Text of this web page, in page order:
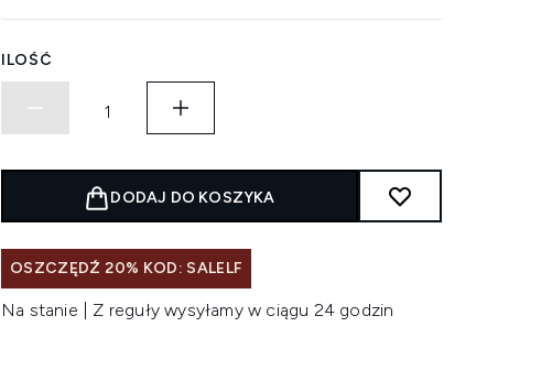
ILOŚĆ
DODAJ DO KOSZYKA
OSZCZĘDŹ 20% KOD: SALELF
Na stanie | Z reguły wysyłamy w ciągu 24 godzin